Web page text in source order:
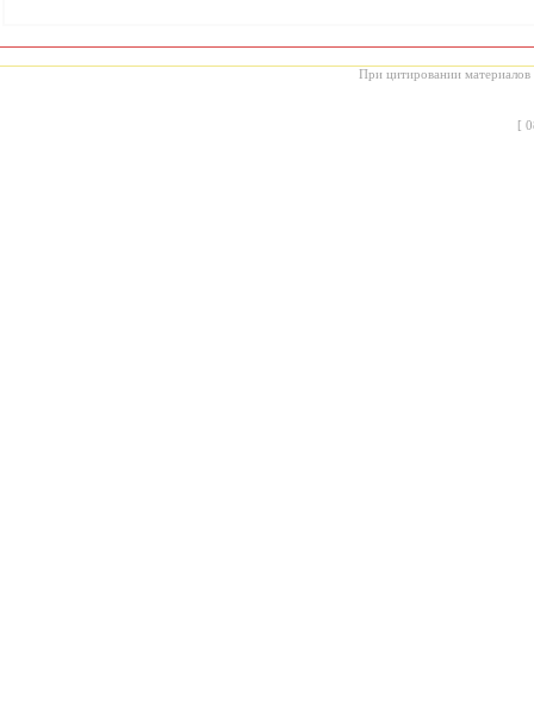
При цитировании материалов
[